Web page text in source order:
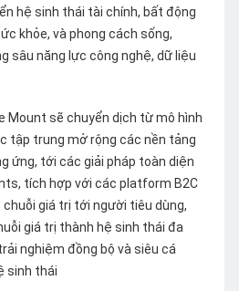
hệ sinh thái tài chính, bất động
khỏe, và phong cách sống,
sâu năng lực công nghệ, dữ liệu
Mount sẽ chuyển dịch từ mô hình
tập trung mở rộng các nền tảng
ứng, tới các giải pháp toàn diện
tích hợp với các platform B2C
giá trị tới người tiêu dùng,
giá trị thành hệ sinh thái đa
nghiệm đồng bộ và siêu cá
sinh thái